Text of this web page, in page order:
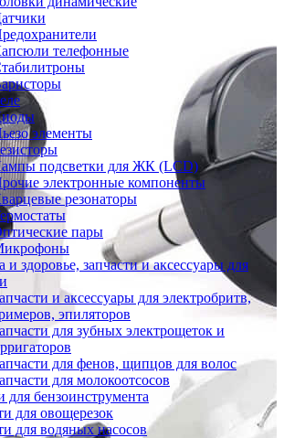
телефонные
элементы
подсветки для ЖК (LCD)
электронные компоненты
резонаторы
пары
и здоровье, запчасти и аксессуары для
и аксессуары для электробритв,
эпиляторов
для зубных электрощеток и
для фенов, щипцов для волос
для молокоотсосов
для бензоинструмента
для овощерезок
для водяных насосов